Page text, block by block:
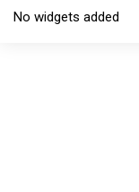
No widgets added